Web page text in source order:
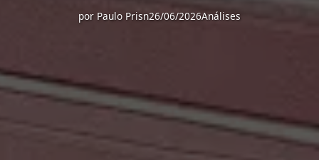
por Paulo Prisn26/06/2026Análises